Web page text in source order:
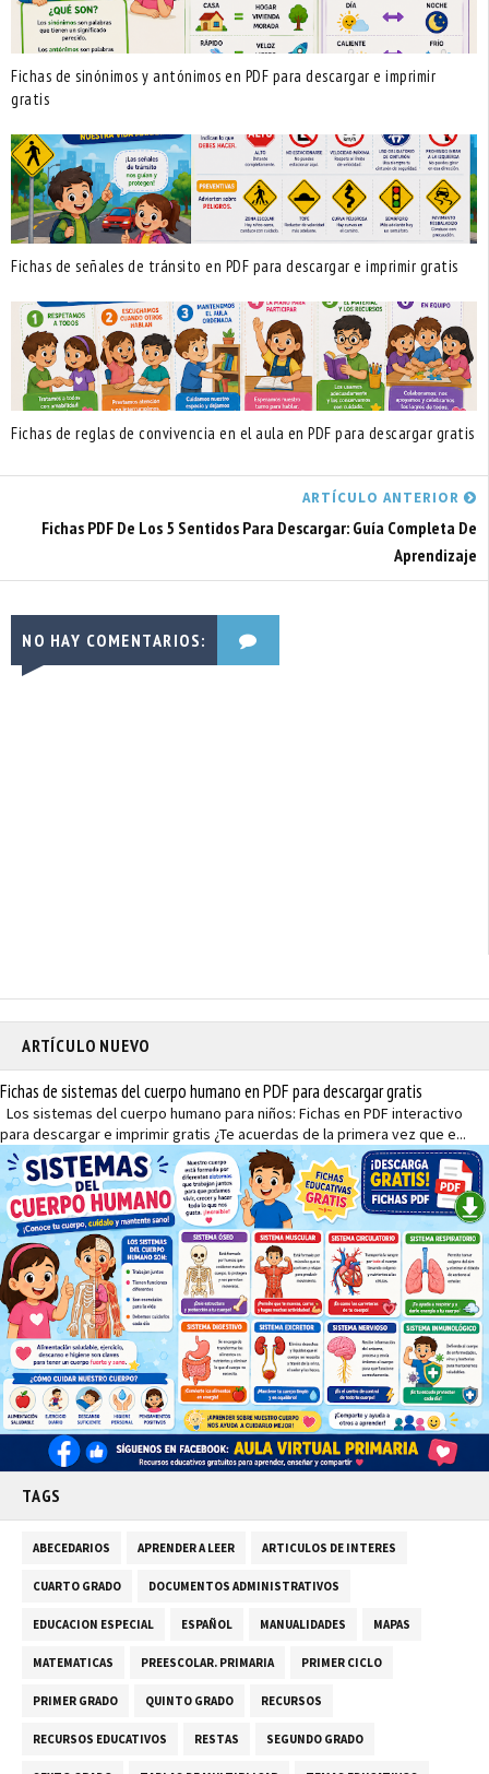
Fichas de sinónimos y antónimos en PDF para descargar e imprimir
gratis
Fichas de señales de tránsito en PDF para descargar e imprimir gratis
Fichas de reglas de convivencia en el aula en PDF para descargar gratis
ARTÍCULO ANTERIOR
Fichas PDF De Los 5 Sentidos Para Descargar: Guía Completa De
Aprendizaje
NO HAY COMENTARIOS:
ARTÍCULO NUEVO
Fichas de sistemas del cuerpo humano en PDF para descargar gratis
Los sistemas del cuerpo humano para niños: Fichas en PDF interactivo
para descargar e imprimir gratis ¿Te acuerdas de la primera vez que e...
TAGS
ABECEDARIOS APRENDER A LEER ARTICULOS DE INTERES
CUARTO GRADO DOCUMENTOS ADMINISTRATIVOS
EDUCACION ESPECIAL ESPAÑOL MANUALIDADES MAPAS
MATEMATICAS PREESCOLAR. PRIMARIA PRIMER CICLO
PRIMER GRADO QUINTO GRADO RECURSOS
RECURSOS EDUCATIVOS RESTAS SEGUNDO GRADO